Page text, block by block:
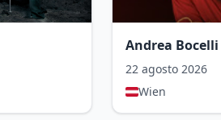
22 agosto 2026
Wien